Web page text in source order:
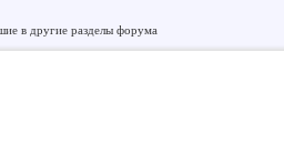
в другие разделы форума